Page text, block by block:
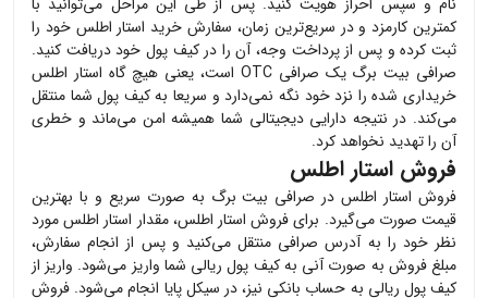
کمترین کارمزد و در سریع‌ترین زمان، سفارش خرید استار اطلس خود را
ثبت کرده و پس از پرداخت وجه، آن را در کیف پول خود دریافت کنید.
صرافی بیت برگ یک صرافی OTC است، یعنی هیچ گاه
استار اطلس
خریداری شده را نزد خود نگه نمی‌دارد و سریعا به کیف پول شما منتقل
می‌کند. در نتیجه دارایی دیجیتالی شما همیشه امن می‌ماند و خطری
آن را تهدید نخواهد کرد.
فروش استار اطلس
فروش استار اطلسدر صرافی بیت برگ به صورت سریع و با بهترین
قیمت صورت می‌گیرد. برای فروش استار اطلس، مقدار استار اطلسمورد
نظر خود را به آدرس صرافی منتقل می‌کنید و پس از انجام سفارش،
مبلغ فروش به صورت آنی به کیف پول ریالی شما واریز می‌شود. واریز از
کیف پول ریالی به حساب بانکی نیز، در سیکل پایا انجام می‌شود. فروش